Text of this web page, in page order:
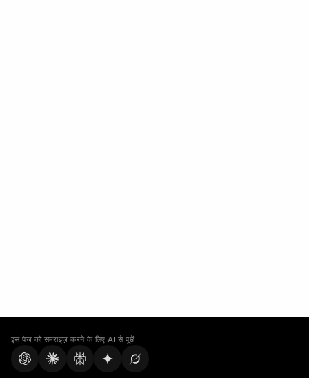
इस पेज को समराइज़ करने के लिए AI से पूछें